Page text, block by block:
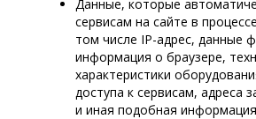
Данные, которые
сервисам на сайте в
том числе IP-адрес, данные
информация о браузере,
характеристики
доступа к сервисам, адреса
и иная подобная